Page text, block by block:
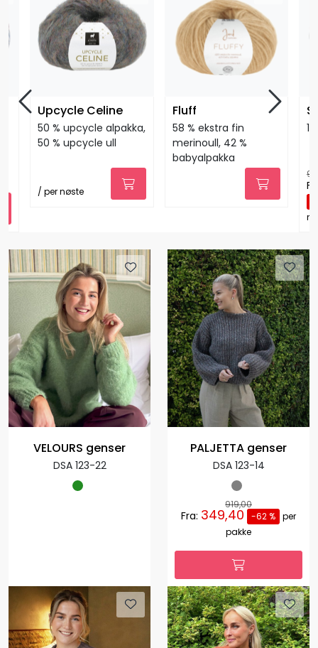
Upcycle Celine
50 % upcycle alpakka,
50 % upcycle ull
/ per nøste
Fluff
58 % ekstra fin
merinoull, 42 %
babyalpakka
VELOURS genser
DSA 123-22
PALJETTA genser
DSA 123-14
919,00
Fra: 349,40 -62 % per
pakke